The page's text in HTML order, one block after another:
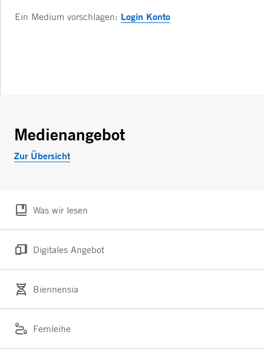
Medienangebot
Zur Übersicht
Was wir lesen
Digitales Angebot
Biennensia
Fernleihe
Ein Medium vorschlagen: Login Konto